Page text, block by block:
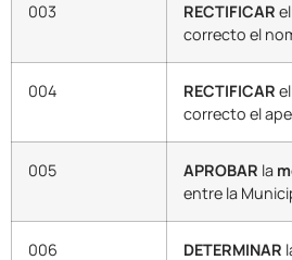
003 RECTIFICAR
correcto el
004 RECTIFICAR
correcto el
005 APROBAR la
entre la
006 DETERMINAR